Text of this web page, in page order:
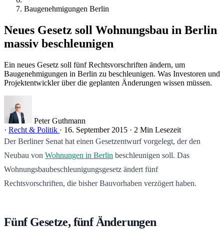
Baugenehmigungen Berlin
Neues Gesetz soll Wohnungsbau in Berlin
massiv beschleunigen
Ein neues Gesetz soll fünf Rechtsvorschriften ändern, um
Baugenehmigungen in Berlin zu beschleunigen. Was Investoren und
Projektentwickler über die geplanten Änderungen wissen müssen.
Peter Guthmann
· Recht & Politik · 16. September 2015 · 2 Min Lesezeit
Der Berliner Senat hat einen Gesetzentwurf vorgelegt, der den
Neubau von Wohnungen in Berlin beschleunigen soll. Das
Wohnungsbaubeschleunigungsgesetz ändert fünf
Rechtsvorschriften, die bisher Bauvorhaben verzögert haben.
Fünf Gesetze, fünf Änderungen